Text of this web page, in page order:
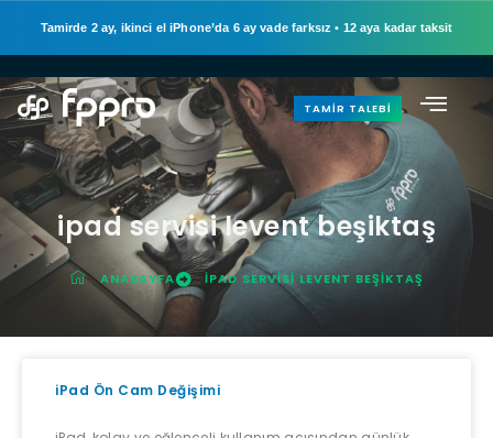
Tamirde 2 ay, ikinci el iPhone’da 6 ay vade farksız • 12 aya kadar taksit
TAMIR TALEBI
ipad servisi levent beşiktaş
ANASAYFA IPAD SERVISI LEVENT BEŞIKTAŞ
iPad Ön Cam Değişimi